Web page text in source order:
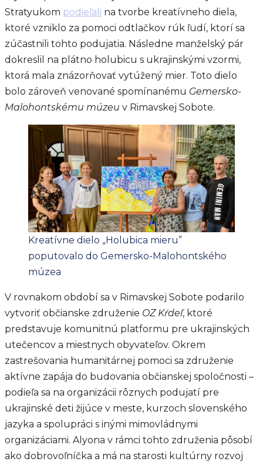
Stratyukom podieľali na tvorbe kreatívneho diela,
ktoré vzniklo za pomoci odtlačkov rúk ľudí, ktorí sa
zúčastnili tohto podujatia. Následne manželský pár
dokreslil na plátno holubicu s ukrajinskými vzormi,
ktorá mala znázorňovať vytúžený mier. Toto dielo
bolo zároveň venované spomínanému Gemersko-
Malohontskému múzeu v Rimavskej Sobote.
Kreatívne dielo „Holubica mieru”
poputovalo do Gemersko-Malohontského
múzea
V rovnakom období sa v Rimavskej Sobote podarilo
vytvoriť občianske združenie OZ Kŕdeľ, ktoré
predstavuje komunitnú platformu pre ukrajinských
utečencov a miestnych obyvateľov. Okrem
zastrešovania humanitárnej pomoci sa združenie
aktívne zapája do budovania občianskej spoločnosti –
podieľa sa na organizácii rôznych podujatí pre
ukrajinské deti žijúce v meste, kurzoch slovenského
jazyka a spolupráci s inými mimovládnymi
organizáciami. Alyona v rámci tohto združenia pôsobí
ako dobrovoľníčka a má na starosti kultúrny rozvoj